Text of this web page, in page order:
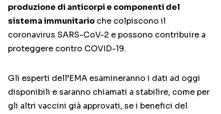
produzione di anticorpi e componenti del
sistema immunitario che colpiscono il
coronavirus SARS-CoV-2 e possono contribuire a
proteggere contro COVID-19.
Gli esperti dell’EMA esamineranno i dati ad oggi
disponibili e saranno chiamati a stabilire, come per
gli altri vaccini già approvati, se i benefici del